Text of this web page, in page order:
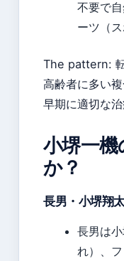
不要で
ーツ（ス
The pattern: 転
高齢者に多い複
早期に適切な
小堺一
か？
長男・小堺翔
長男は
れ）、